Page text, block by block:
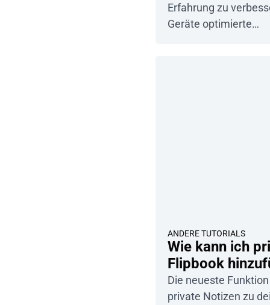
Erfahrung zu
Geräte optimierte…
ANDERE TUTORIALS
Wie kann ich
Flipbook
Die neueste
private Notizen zu